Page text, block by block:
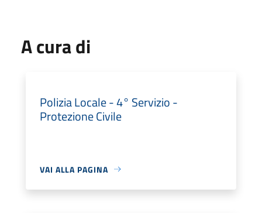
A cura di
Polizia Locale - 4° Servizio -
Protezione Civile
VAI ALLA PAGINA